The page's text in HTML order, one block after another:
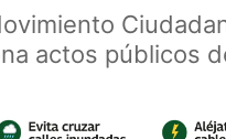
actos públicos